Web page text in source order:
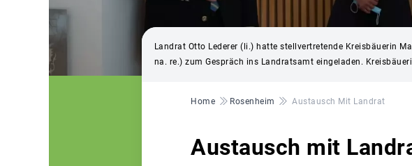
Landrat Otto Lederer (li.) hatte stellvertretende Kreisbäuerin
na. re.) zum Gespräch ins Landratsamt eingeladen.
Pfadnavigation
Home Rosenheim Austausch Mit Landrat
Austausch mit